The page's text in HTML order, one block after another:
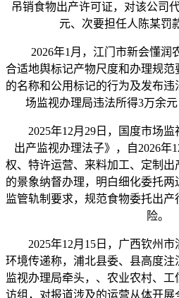
吊销食物出产许可证，对该公司
元、次要担任人陈某罚
2026年1月，江门市新会懂润
合适地舆标记产物尺度和办理规
的名称和公用标记的行为及发布
场监视办理局违法所得3万余元
2025年12月29日，国度市场监
出产监视办理法子》，自2026年
权、特许运营、来料加工、定制
的景象纳督办理，明白细化委托
监管轨制要求，规范食物委托出
险。
2025年12月15日，广西钦州市
环境传递称，浦北县委、县高度
监视办理局牵头，、农业农村、
访组，对报道涉及的运营从体开